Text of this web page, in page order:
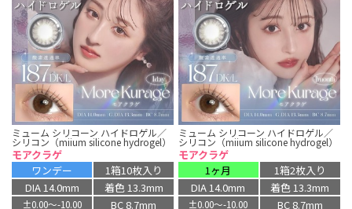
ミューム シリコーン ハイドロゲル／
シリコン（miium silicone hydrogel）
モアクラゲ
ワンデー
1箱10枚入り
DIA 14.0mm
着色 13.3mm
±0.00〜-10.00
BC 8.7mm
ミューム シリコーン ハイドロゲル／
シリコン（miium silicone hydrogel）
モアクラゲ
1ヶ月
1箱2枚入り
DIA 14.0mm
着色 13.3mm
±0.00〜-10.00
BC 8.7mm